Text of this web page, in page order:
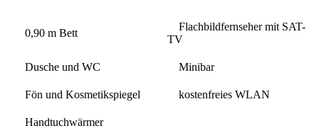
0,90 m Bett
Flachbildfernseher mit SAT-
TV
Dusche und WC Minibar
Fön und Kosmetikspiegel kostenfreies WLAN
Handtuchwärmer